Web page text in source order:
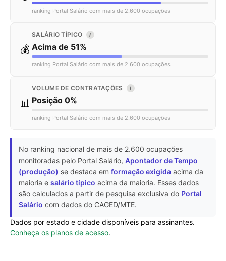
ranking Portal Salário com mais de 2.600 ocupações
💰
SALÁRIO TÍPICO I
Acima de 51%
ranking Portal Salário com mais de 2.600 ocupações
📊
VOLUME DE CONTRATAÇÕES I
Posição 0%
ranking Portal Salário com mais de 2.600 ocupações
No ranking nacional de mais de 2.600 ocupações
monitoradas pelo Portal Salário, Apontador de Tempo
(produção) se destaca em formação exigida acima da
maioria e salário típico acima da maioria. Esses dados
são calculados a partir de pesquisa exclusiva do Portal
Salário com dados do CAGED/MTE.
Dados por estado e cidade disponíveis para assinantes.
Conheça os planos de acesso.